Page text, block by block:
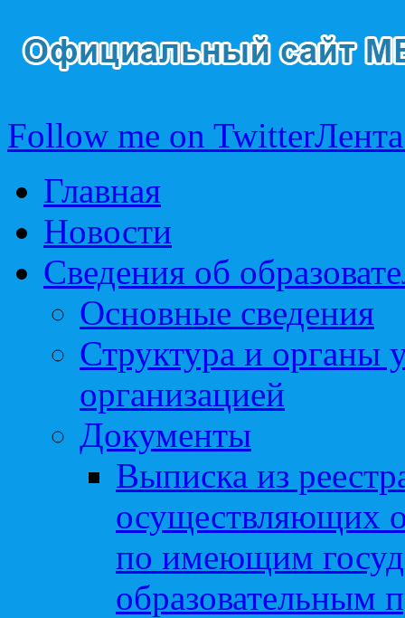
Follow me on Twitter
Главная
Новости
Сведения об
Основные сведения
Структура и органы
организацией
Документы
Выписка из
осуществляющих
по имеющим
образовательным